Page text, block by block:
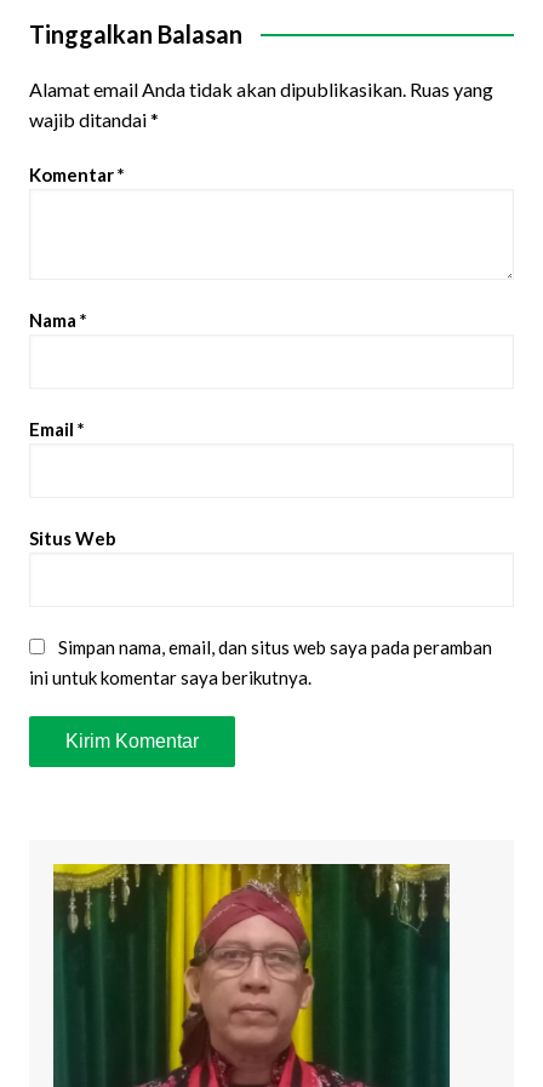
Tinggalkan Balasan
Alamat email Anda tidak akan dipublikasikan. Ruas yang
wajib ditandai*
Komentar*
Nama *
Email *
Situs Web
Simpan nama, email, dan situs web saya pada peramban
ini untuk komentar saya berikutnya.